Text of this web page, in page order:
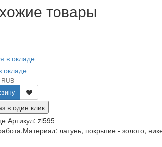
товары
окладе
в один клик
Артикул: zl595
латунь, покрытие - золото,